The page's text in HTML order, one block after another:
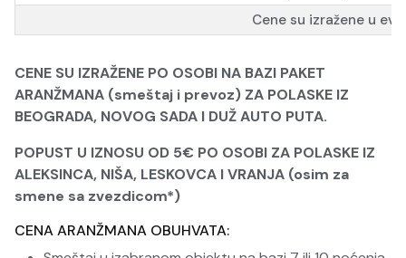
Cene su izražene u
CENE SU IZRAŽENE PO OSOBI NA BAZI PAKET
ARANŽMANA (smeštaj i prevoz) ZA POLASKE IZ
BEOGRADA, NOVOG SADA I DUŽ AUTO PUTA.
POPUST U IZNOSU OD 5€ PO OSOBI ZA POLASKE IZ
ALEKSINCA, NIŠA, LESKOVCA I VRANJA (osim za
smene sa zvezdicom*)
CENA ARANŽMANA OBUHVATA: